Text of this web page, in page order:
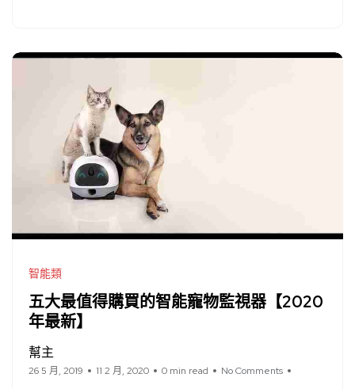
智能類
五大最值得購買的智能寵物監視器【2020
年最新】
幫主
26 5 月, 2019 11 2 月, 2020 0 min read No Comments